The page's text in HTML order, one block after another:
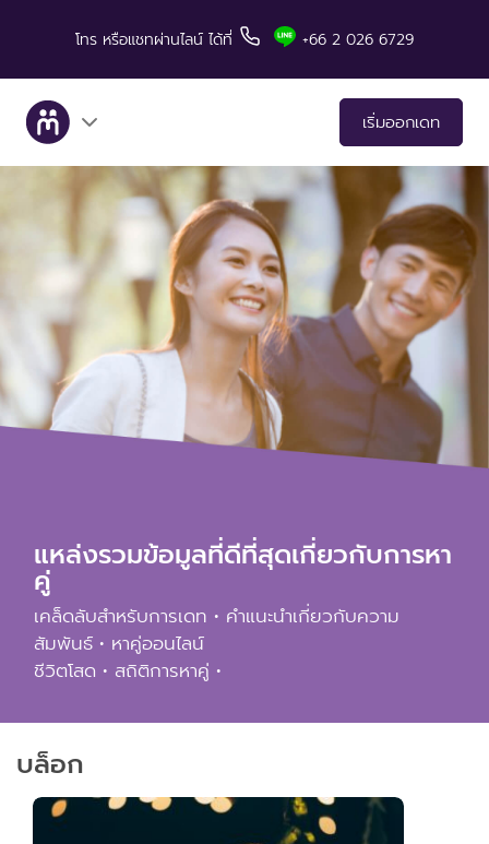
โทร หรือแชทผ่านไลน์ ได้ที่ +66 2 026 6729
เริ่มออกเดท
เกี่ยวกับเรา
บริการ
เรื่องราวคู่สำเร็จ
มีทแอนด์ลันช์ในสื่อต่างๆ
เคล็ดลับสำหรับการเดท
ติดต่อเรา
แหล่งรวมข้อมูลที่ดีที่สุดเกี่ยวกับการหา
คู่
เคล็ดลับสำหรับการเดท • คำแนะนำเกี่ยวกับความ
สัมพันธ์ • หาคู่ออนไลน์
ชีวิตโสด • สถิติการหาคู่ •
บล็อก